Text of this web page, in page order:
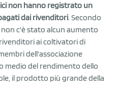
non hanno registrato un
dai rivenditori. Secondo
c'è stato alcun aumento
ai coltivatori di
dell'associazione
medio del rendimento dello
il prodotto più grande della